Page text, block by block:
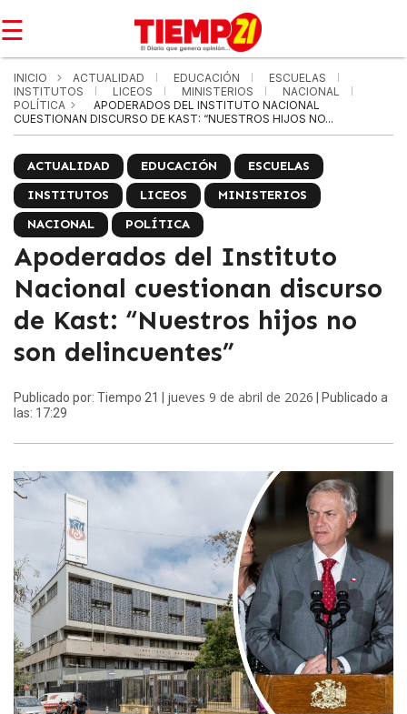
☰
INICIO ACTUALIDAD EDUCACIÓN
ESCUELAS
INSTITUTOS
LICEOS MINISTERIOS
NACIONAL
POLÍTICA
APODERADOS DEL INSTITUTO NACIONAL
CUESTIONAN DISCURSO DE KAST: “NUESTROS HIJOS NO...
ACTUALIDAD EDUCACIÓN
ESCUELAS
INSTITUTOS
LICEOS
MINISTERIOS
NACIONAL
POLÍTICA
Apoderados del Instituto
Nacional cuestionan discurso
de Kast: “Nuestros hijos no
son delincuentes”
Publicado por: Tiempo 21 | jueves 9 de abril de 2026 | Publicado a
las: 17:29